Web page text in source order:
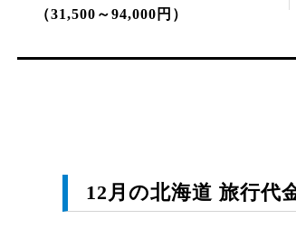
（31,500～94,000円）
12月の北海道 旅行代